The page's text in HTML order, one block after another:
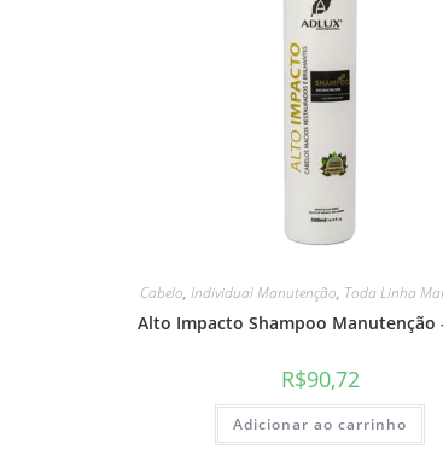
Cabelo,Individual Manutenção, Toda Linha
Alto Impacto Shampoo Manutenção
R$90,72
Adicionar ao carrinho